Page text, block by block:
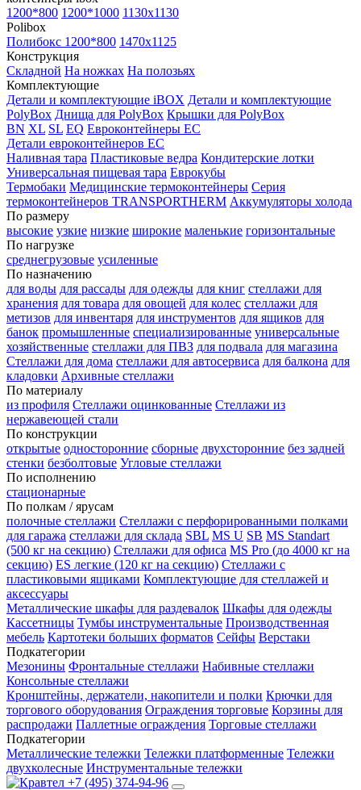
1200*800 1200*1000 1130x1130
Polibox
Полибокс 1200*800 1470х1125
Конструкция
Складной На ножках На полозьях
Комплектующие
Детали и комплектующие iBOX Детали и комплектующие
PolyBox Днища для PolyBox Крышки для PolyBox
BN XL SL EQ Евроконтейнеры EC
Детали евроконтейнеров EC
Наливная тара Пластиковые ведра Кондитерские лотки
Универсальная пищевая тара Еврокубы
Термобаки Медицинские термоконтейнеры Серия
термоконтейнеров TRANSPORTHERM Аккумуляторы холода
По размеру
высокие узкие низкие широкие маленькие горизонтальные
По нагрузке
среднегрузовые усиленные
По назначению
для воды для рассады для одежды для книг стеллажи для
хранения для товара для овощей для колес стеллажи для
метизов для инвентаря для инструментов для ящиков для
банок промышленные специализированные универсальные
хозяйственные стеллажи для ПВЗ для подвала для магазина
Стеллажи для дома стеллажи для автосервиса для балкона для
кладовки Архивные стеллажи
По материалу
из профиля Стеллажи оцинкованные Стеллажи из
нержавеющей стали
По конструкции
открытые односторонние сборные двухсторонние без задней
стенки безболтовые Угловые стеллажи
По исполнению
стационарные
По полкам / ярусам
полочные стеллажи Стеллажи с перфорированными полками
для гаража стеллажи для склада SBL MS U SB MS Standart
(500 кг на секцию) Стеллажи для офиса MS Pro (до 4000 кг на
секцию) ES легкие (120 кг на секцию) Стеллажи с
пластиковыми ящиками Комплектующие для стеллажей и
аксессуары
Металлические шкафы для раздевалок Шкафы для одежды
Кассетницы Тумбы инструментальные Производственная
мебель Картотеки больших форматов Сейфы Верстаки
Подкатегории
Мезонины Фронтальные стеллажи Набивные стеллажи
Консольные стеллажи
Кронштейны, держатели, накопители и полки Крючки для
торгового оборудования Ограждения торговые Корзины для
распродажи Паллетные ограждения Торговые стеллажи
Подкатегории
Металлические тележки Тележки платформенные Тележки
двухколесные Инструментальные тележки
+7 (495) 374-94-96